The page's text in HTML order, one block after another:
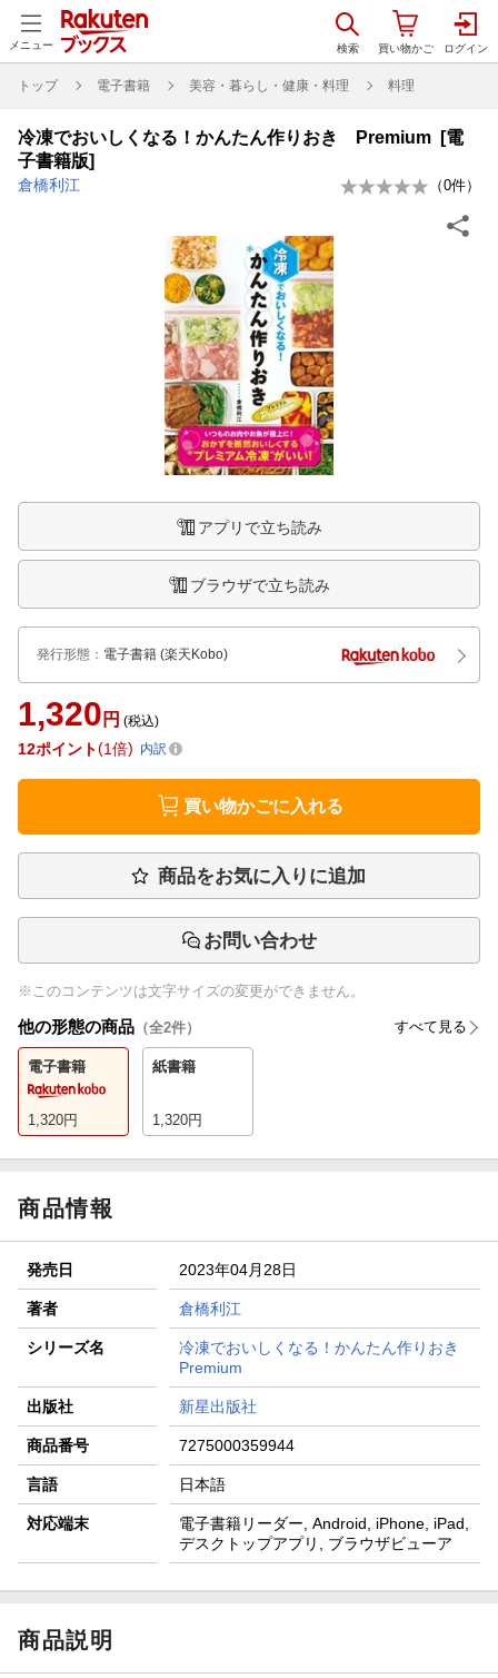
メニュー
トップ 電子書籍 美容・暮らし・健康・料理 料理
冷凍でおいしくなる！かんたん作りおき Premium [電
子書籍版]
倉橋利江 （0件）
アプリで立ち読み
ブラウザで立ち読み
発行形態 ： 電子書籍 (楽天Kobo)
1,320 円 (税込)
12ポイント 1倍 内訳
買い物かごに入れる
商品をお気に入りに追加
お問い合わせ
※このコンテンツは文字サイズの変更ができません。
他の形態の商品 （全2件） すべて見る
電子書籍
1,320円
紙書籍
1,320円
商品情報
発売日 2023年04月28日
著者 倉橋利江
シリーズ名
冷凍でおいしくなる！かんたん作りおき
Premium
出版社 新星出版社
商品番号 7275000359944
言語 日本語
対応端末
電子書籍リーダー, Android, iPhone, iPad,
デスクトップアプリ, ブラウザビューア
商品説明